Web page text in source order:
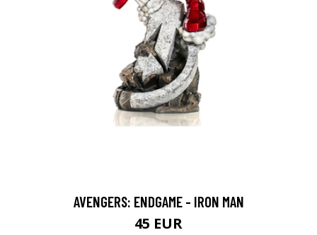
AVENGERS: ENDGAME - IRON MAN
45 EUR